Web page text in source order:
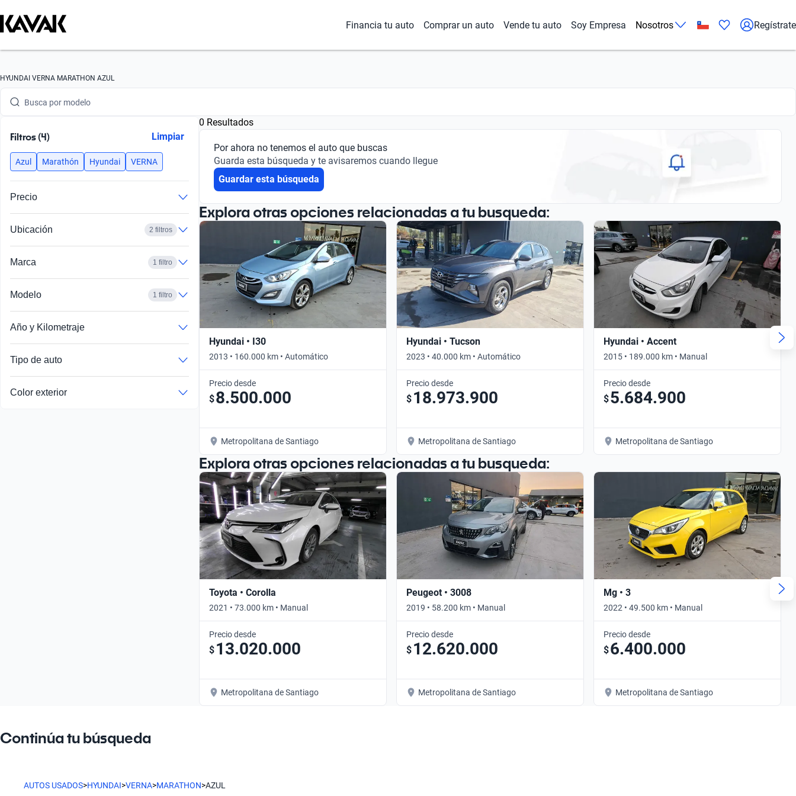
Financia tu auto Comprar un auto Vende tu auto Soy Empresa Nosotros Regístrate
HYUNDAI VERNA MARATHON AZUL
Busca por marca
Busca por modelo
Busca por año
Busca por marca
Busca por versión
Busca por año
Filtros (4) Limpiar
Azul Marathón Hyundai VERNA
Precio
Ubicación 2 filtros
Marca 1 filtro
Modelo 1 filtro
Año y Kilometraje
Tipo de auto
Color exterior
0 Resultados
Por ahora no tenemos el auto que buscas
Guarda esta búsqueda y te avisaremos cuando llegue
Guardar esta búsqueda
Explora otras opciones relacionadas a tu busqueda:
Hyundai • I30
2013 • 160.000 km • Automático
Precio desde
$8.500.000
Metropolitana de Santiago
Hyundai • Tucson
2023 • 40.000 km • Automático
Precio desde
$ 18.973.900
Metropolitana de Santiago
Hyundai • Accent
2015 • 189.000 km • Manual
Precio desde
$5.684.900
Metropolitana de Santiago
Explora otras opciones relacionadas a tu busqueda:
Toyota • Corolla
2021 • 73.000 km • Manual
Precio desde
$ 13.020.000
Metropolitana de Santiago
Peugeot • 3008
2019 • 58.200 km • Manual
Precio desde
$ 12.620.000
Metropolitana de Santiago
Mg • 3
2022 • 49.500 km • Manual
Precio desde
$6.400.000
Metropolitana de Santiago
Continúa tu búsqueda
AUTOS USADOS>HYUNDAI>VERNA>MARATHON>AZUL